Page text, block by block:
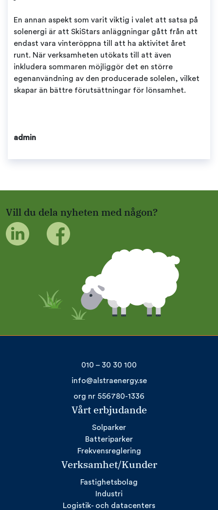
En annan aspekt som varit viktig i valet att satsa på
solenergi är att SkiStars anläggningar gått från att
endast vara vinteröppna till att ha aktivitet året
runt. När verksamheten utökats till att även
inkludera sommaren möjliggör det en större
egenanvändning av den producerade solelen, vilket
skapar än bättre förutsättningar för lönsamhet.
admin
Vill du dela nyheten med någon?
010 – 30 30 100
info@alstraenergy.se
org nr 556780-1336
Vårt erbjudande
Solparker
Batteriparker
Frekvensreglering
Verksamhet/Kunder
Fastighetsbolag
Industri
Logistik- och datacenters